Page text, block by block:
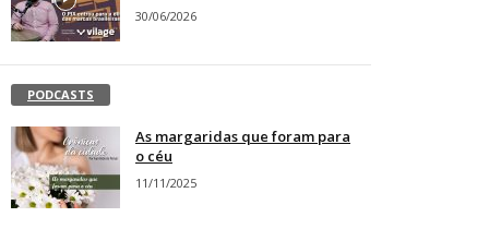
30/06/2026
PODCASTS
As margaridas que foram para
o céu
11/11/2025